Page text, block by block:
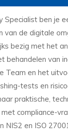
Specialist ben je
van de digitale
bezig met het
behandelen van
Team en het
tests en
praktische,
compliance-
NIS2 en ISO